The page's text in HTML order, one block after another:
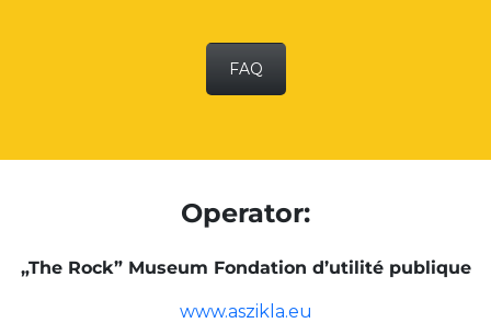
FAQ
Operator:
„The Rock” Museum Fondation d’utilité publique
www.aszikla.eu